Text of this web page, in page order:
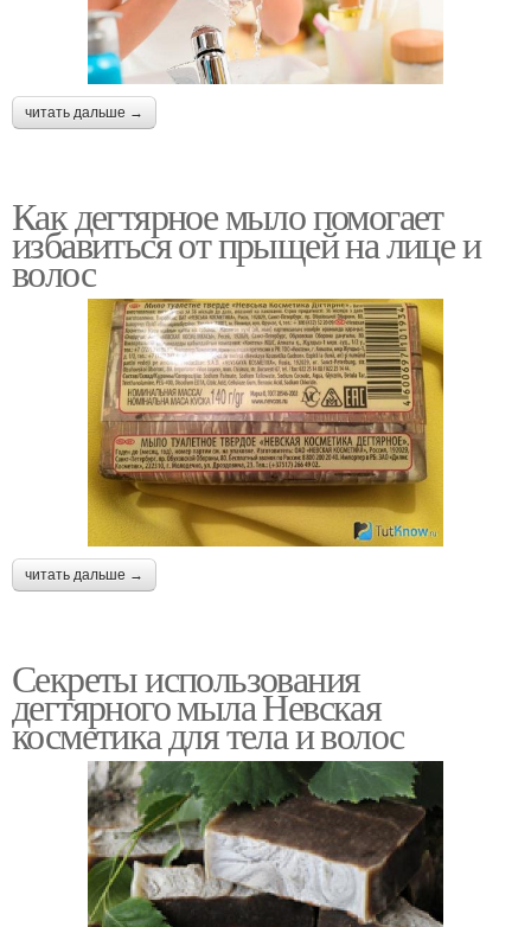
читать дальше →
Как дегтярное мыло помогает
избавиться от прыщей на лице и
волос
читать дальше →
Секреты использования
дегтярного мыла Невская
косметика для тела и волос